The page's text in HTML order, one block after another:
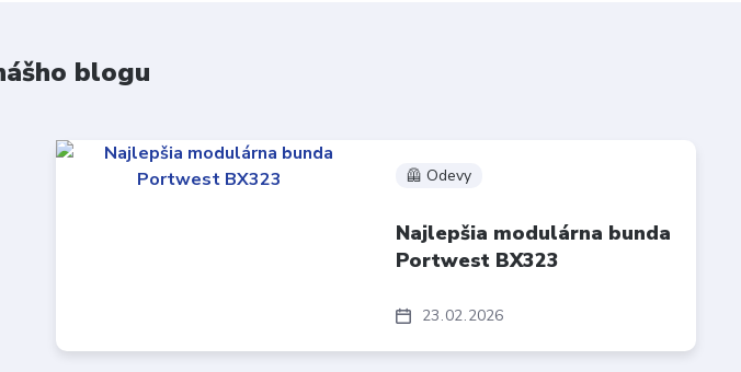
blogu
23 02 2026
🦺 Odevy
Najlepšia modulárna bunda
Portwest BX323